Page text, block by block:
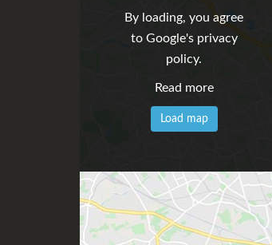
By loading, you agree
to Google's privacy
policy.
Read more
Load map